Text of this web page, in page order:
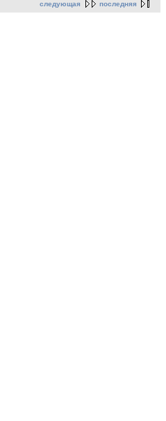
следующая последняя